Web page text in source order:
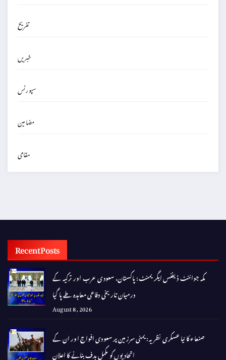
تفریح
خبریں
سپورٹس
مضامین
مقامی
Recent Posts
مکہ جوائنٹ ڈیفنس ایگریمنٹ: پاکستان، سعودی عرب اور ترکیہ کے
درمیان تاریخی دفاعی معاہدہ طے پا گیا
August 8, 2026
صنعاء کا نیا عسکری نظریہ: یمنی سرزمین پر سعودی افواج اور ان کے
اتحادیوں کو مکمل ہدف بنانے کا اعلان